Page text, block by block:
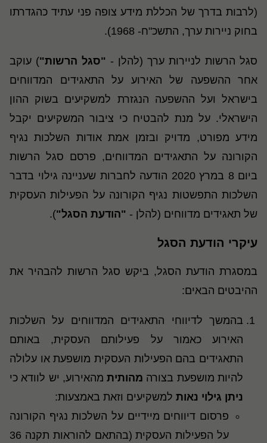
(לרבות בדרך של הכללת מידע צופה פני עתיד כהגדרתו
בחוק ניירות ערך, התשכ"ח- 1968).
סגל הרשות לניירות ערך (להלן - "סגל הרשות") עוקב
אחר ההשפעה של האירוע על התאגידים המדווחים
בישראל ועל ההשפעה הנגזרת למשקיעים בשוק ההון
הישראלי. על מנת להבטיח כי ציבור המשקיעים יקבל
מידע מפורט, מדויק ובזמן אמת אודות השלכות נגיף
הקורונה על התאגידים המדווחים, פרסם סגל הרשות
ביום 8 במרץ 2020 הודעה לחברות שעניינה גילוי בדבר
השלכות התפשטות נגיף הקורונה על הפעילות העסקית
של תאגידים מדווחים (להלן - "הודעת הסגל").
עיקרי הודעת הסגל
במסגרת הודעת הסגל, ביקש סגל הרשות להבהיר את
ההיבטים הבאים:
בהמשך לדיווחי התאגידים המדווחים על השלכות
האירוע כאמור על פעילותם העסקית, באותם
התאגידים בהם הפעילות העסקית מושפעת או עלולה
להיות מושפעת בצורה מהותית מהאירוע, יש לוודא כי
ניתן גילוי נאות למשקיעים וזאת באמצעות:
פרסום דיווחים מיידיים על השלכות נגיף הקורונה
על הפעילות העסקית (בהתאם להוראות תקנה 36